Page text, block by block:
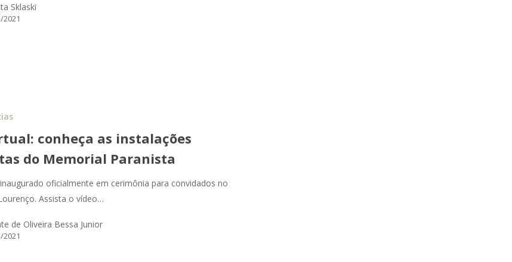
Sklaski
2021
conheça as instalações
do Memorial Paranista
oficialmente em cerimônia para convidados no
Assista o vídeo…
de Oliveira Bessa Junior
2021